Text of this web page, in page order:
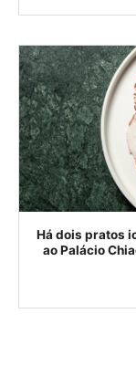
Há dois pratos
ao Palácio